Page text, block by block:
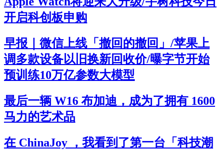
开启科创板申购
早报｜微信上线「撤回的撤回」/苹果上
调多款设备以旧换新回收价/曝字节开始
预训练10万亿参数大模型
最后一辆 W16 布加迪，成为了拥有 1600
马力的艺术品
在 ChinaJoy ，我看到了第一台「科技潮